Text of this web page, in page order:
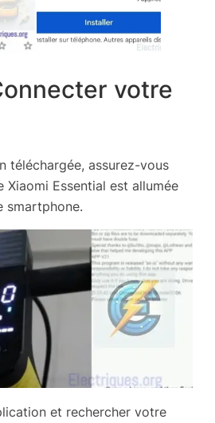
votre
téléchargée, assurez-vous
Essential est allumée
smartphone.
et rechercher votre